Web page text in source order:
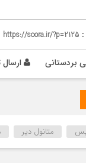
:
https://soora.ir/?p=2125
بردستانی
متانول دیر